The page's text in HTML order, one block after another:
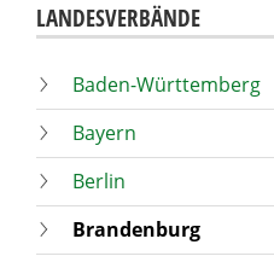
LANDESVERBÄNDE
Baden-Württemberg
Bayern
Berlin
Brandenburg